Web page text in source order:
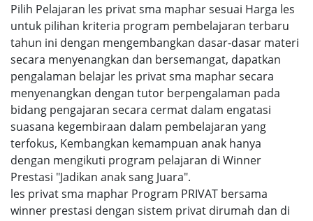
Pilih Pelajaran les privat sma maphar sesuai Harga les
untuk pilihan kriteria program pembelajaran terbaru
tahun ini dengan mengembangkan dasar-dasar materi
secara menyenangkan dan bersemangat, dapatkan
pengalaman belajar les privat sma maphar secara
menyenangkan dengan tutor berpengalaman pada
bidang pengajaran secara cermat dalam engatasi
suasana kegembiraan dalam pembelajaran yang
terfokus, Kembangkan kemampuan anak hanya
dengan mengikuti program pelajaran di Winner
Prestasi "Jadikan anak sang Juara".
les privat sma maphar Program PRIVAT bersama
winner prestasi dengan sistem privat dirumah dan di